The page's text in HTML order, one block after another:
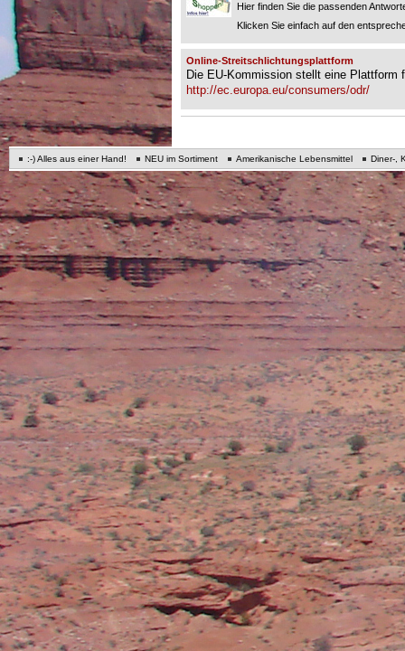
Hier finden Sie die passenden
Klicken Sie einfach auf den
Online-Streitschlichtungsplattform
Die EU-Kommission stellt eine
http://ec.europa.eu/consumers/odr/
:-) Alles aus einer Hand! NEU im Sortiment Amerikanische Lebensmittel Diner-,